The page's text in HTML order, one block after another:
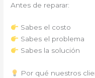
Antes de reparar:
Sabes el costo
Sabes el problema
Sabes la solución
Por qué nuestros